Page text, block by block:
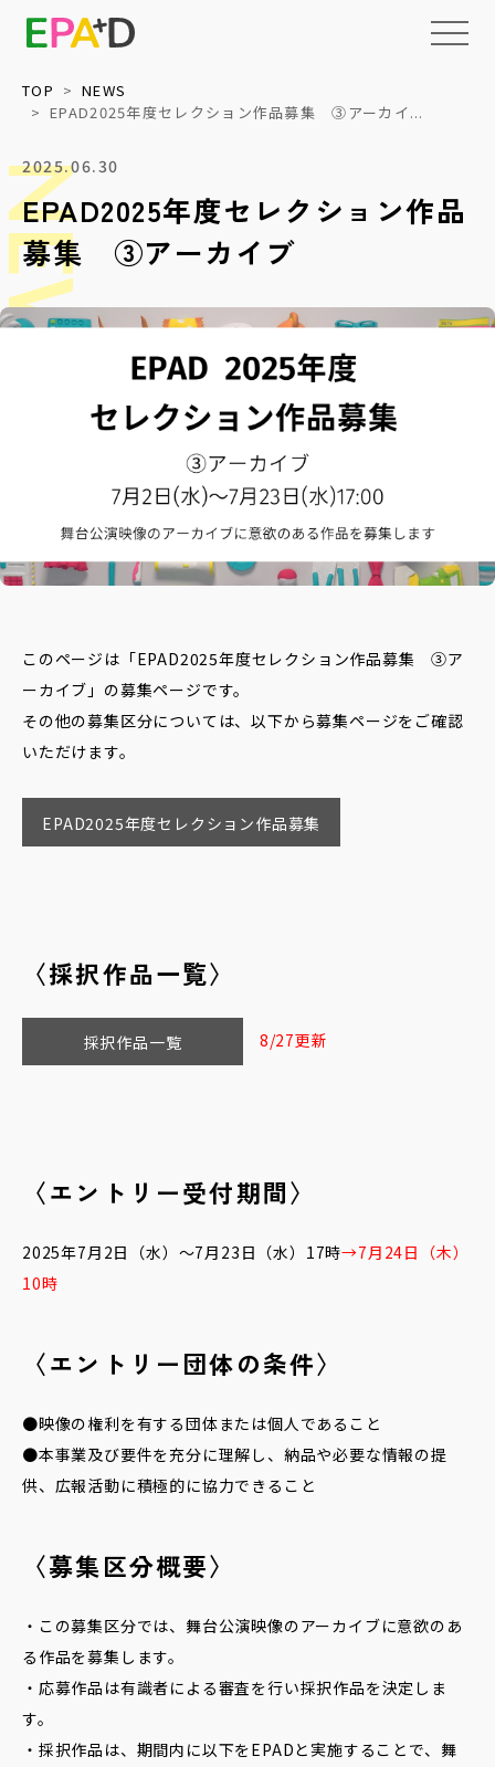
EPADとは
アーカイブについて
情報の整理・
収録技術検証
活用
教育・福祉等への パッケージ提供
ネットワーク化と標準化
メディア
データベースへ
Contact お問い合わせ
TOP
NEWS
EPAD2025年度セレクション作品募集 ③アーカイ...
2025.06.30
EPAD2025年度セレクション作品
募集 ③アーカイブ
このページは「EPAD2025年度セレクション作品募集 ③ア
ーカイブ」の募集ページです。
その他の募集区分については、以下から募集ページをご確認
いただけます。
EPAD2025年度セレクション作品募集
〈採択作品一覧〉
採択作品一覧 8/27更新
〈エントリー受付期間〉
2025年7月2日（水）～7月23日（水）17時→7月24日（木）
10時
〈エントリー団体の条件〉
●映像の権利を有する団体または個人であること
●本事業及び要件を充分に理解し、納品や必要な情報の提
供、広報活動に積極的に協力できること
〈募集区分概要〉
・この募集区分では、舞台公演映像のアーカイブに意欲のあ
る作品を募集します。
・応募作品は有識者による審査を行い採択作品を決定しま
す。
・採択作品は、期間内に以下をEPADと実施することで、舞